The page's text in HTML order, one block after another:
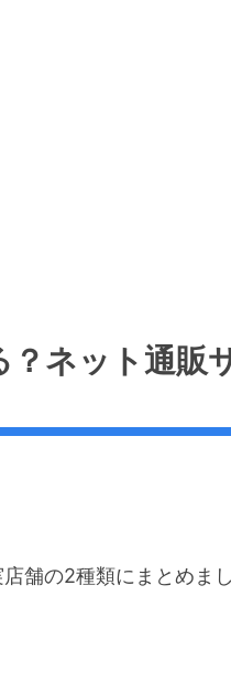
ネット通販
舗の2種類にまとめま